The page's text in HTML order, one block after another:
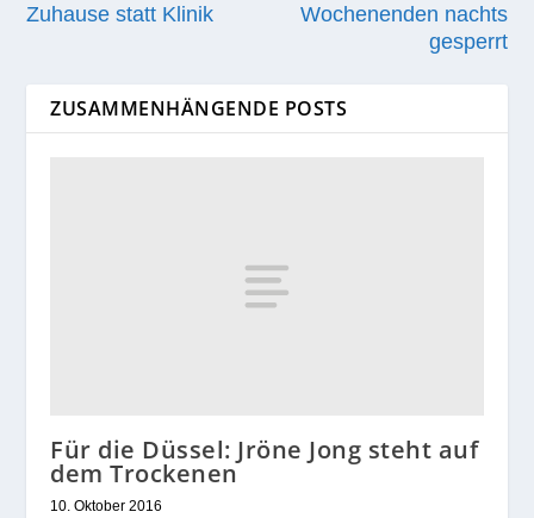
Zuhause statt Klinik
Wochenenden nachts
gesperrt
ZUSAMMENHÄNGENDE POSTS
Für die Düssel: Jröne Jong steht auf
dem Trockenen
10. Oktober 2016